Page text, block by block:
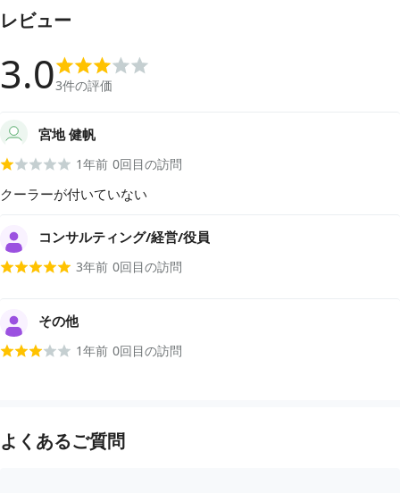
レビュー
3.03件の評価
宮地 健帆
1年前 0回目の訪問
クーラーが付いていない
コンサルティング/経営/役員
3年前 0回目の訪問
その他
1年前 0回目の訪問
よくあるご質問